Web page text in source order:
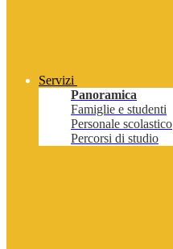
Servizi
Panoramica
Famiglie e studenti
Personale scolastico
Percorsi di studio